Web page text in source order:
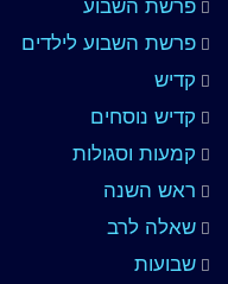
פרשת השבוע
פרשת השבוע לילדים
קדיש
קדיש נוסחים
קמעות וסגולות
ראש השנה
שאלה לרב
שבועות